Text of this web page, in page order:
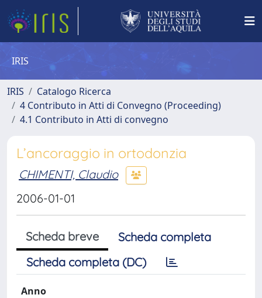
IRIS
IRIS
Catalogo Ricerca
4 Contributo in Atti di Convegno (Proceeding)
4.1 Contributo in Atti di convegno
L’ancoraggio in ortodonzia
CHIMENTI, Claudio
2006-01-01
Scheda breve
Scheda completa
Scheda completa (DC)
Anno